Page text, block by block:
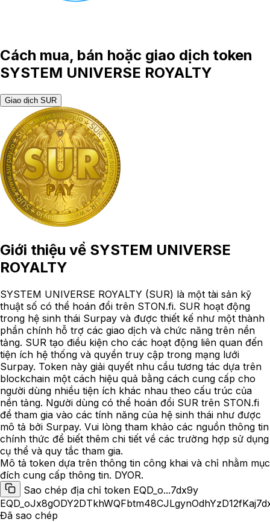
Cách mua, bán hoặc giao dịch token
SYSTEM UNIVERSE ROYALTY
Giao dịch SUR
Giới thiệu về SYSTEM UNIVERSE
ROYALTY
SYSTEM UNIVERSE ROYALTY (SUR) là một tài sản kỹ
thuật số có thể hoán đổi trên STON.fi. SUR hoạt động
trong hệ sinh thái Surpay và được thiết kế như một thành
phần chính hỗ trợ các giao dịch và chức năng trên nền
tảng. SUR tạo điều kiện cho các hoạt động liên quan đến
tiện ích hệ thống và quyền truy cập trong mạng lưới
Surpay. Token này giải quyết nhu cầu tương tác dựa trên
blockchain một cách hiệu quả bằng cách cung cấp cho
người dùng nhiều tiện ích khác nhau theo cấu trúc của
nền tảng. Người dùng có thể hoán đổi SUR trên STON.fi
để tham gia vào các tính năng của hệ sinh thái như được
mô tả bởi Surpay. Vui lòng tham khảo các nguồn thông tin
chính thức để biết thêm chi tiết về các trường hợp sử dụng
cụ thể và quy tắc tham gia.
Mô tả token dựa trên thông tin công khai và chỉ nhằm mục
đích cung cấp thông tin. DYOR.
Sao chép địa chỉ token EQD_o...7dx9y
Đã sao chép